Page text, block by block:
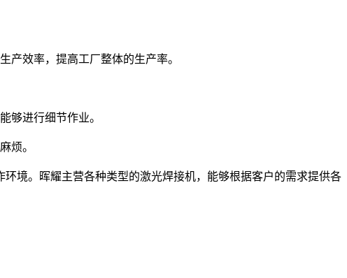
效率，提高工厂整体的生产率。
进行细节作业。
烦。
境。晖耀主营各种类型的激光焊接机，能够根据客户的需求提供各